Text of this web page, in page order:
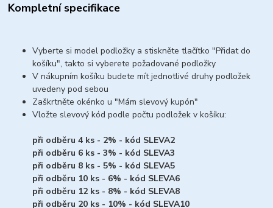
Kompletní specifikace
Vyberte si model podložky a stiskněte tlačítko "Přidat do
košíku", takto si vyberete požadované podložky
V nákupním košíku budete mít jednotlivé druhy podložek
uvedeny pod sebou
Zaškrtněte okénko u "Mám slevový kupón"
Vložte slevový kód podle počtu podložek v košíku:
při odběru 4 ks - 2% - kód SLEVA2
při odběru 6 ks - 3% - kód SLEVA3
při odběru 8 ks - 5% - kód SLEVA5
při odběru 10 ks - 6% - kód SLEVA6
při odběru 12 ks - 8% - kód SLEVA8
při odběru 20 ks - 10% - kód SLEVA10